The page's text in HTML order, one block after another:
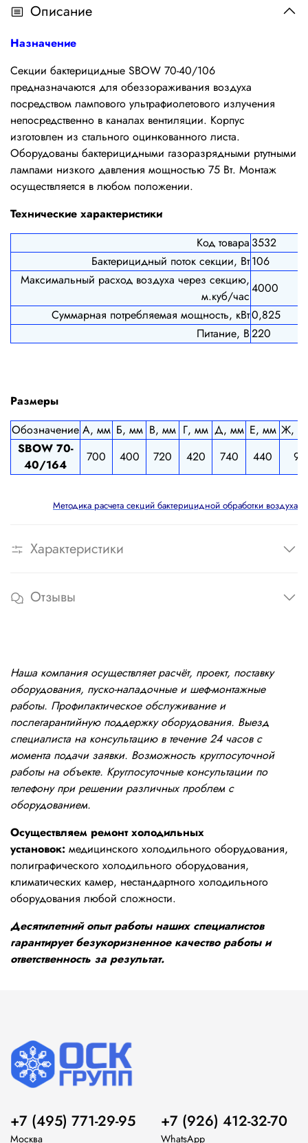
Описание
Назначение
Секции бактерицидные SBOW 70-40/106
предназначаются для обеззораживания воздуха
посредством лампового ультрафиолетового излучения
непосредственно в каналах вентиляции. Корпус
изготовлен из стального оцинкованного листа.
Оборудованы бактерицидными газоразрядными ртутными
лампами низкого давления мощностью 75 Вт. Монтаж
осуществляется в любом положении.
Технические характеристики
Код товара 3532
Бактерицидный поток секции, Вт106
Максимальный расход воздуха через секцию,
м.куб/час
4000
Суммарная потребляемая мощность, кВт0,825
Питание, В220
Размеры
Обозначение А, мм Б, мм В, мм Г, мм Д, мм Е, мм Ж,
SBOW 70-
40/164
700 400 720 420 740 440 9
Методика расчета секций бактерицидной обработки воздуха
Характеристики
Отзывы
Наша компания осуществляет расчёт, проект, поставку
оборудования, пуско-наладочные и шеф-монтажные
работы. Профилактическое обслуживание и
послегарантийную поддержку оборудования. Выезд
специалиста на консультацию в течение 24 часов с
момента подачи заявки. Возможность круглосуточной
работы на объекте. Круглосуточные консультации по
телефону при решении различных проблем с
оборудованием.
Осуществляем ремонт холодильных
установок: медицинского холодильного оборудования,
полиграфического холодильного оборудования,
климатических камер, нестандартного холодильного
оборудования любой сложности.
Десятилетний опыт работы наших специалистов
гарантирует безукоризненное качество работы и
ответственность за результат.
+7 (495) 771-29-95
Москва
+7 (926) 412-32-70
WhatsApp